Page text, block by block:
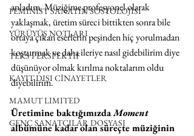
FEMİNİST SANATIN SOSYOLOJİSİ
YÜRÜYÜŞ NOTLARI
TERS PERSPEKTİF
KAYIT DIŞI CİNAYETLER
MAMUT LIMITED
GENÇ SANATÇILAR DOSYASI
anladım. Müziğime profesyonel olarak
yaklaşmak, üretim süreci bittikten sonra bile
ortaya çıkan eserlerin peşinden hiç yorulmadan
koşturmak ve daha ileriye nasıl gidebilirim diye
düşünüyor olmak kırılma noktalarım oldu
diyebilirim.
Üretimine baktığımızda Moment
albümüne kadar olan süreçte müziğinin